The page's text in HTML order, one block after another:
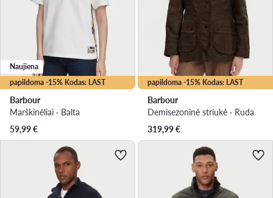
papildoma -15% Kodas: LAST
Naujiena
Barbour
Marškinėliai · Balta
59,99€
papildoma -15% Kodas: LAST
Barbour
Demisezoninė striukė · Ruda
319,99€